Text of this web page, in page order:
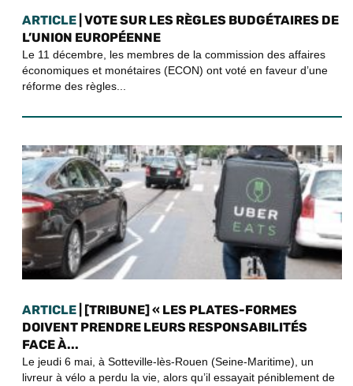
ARTICLE | VOTE SUR LES RÈGLES BUDGÉTAIRES DE
L’UNION EUROPÉENNE
Le 11 décembre, les membres de la commission des affaires
économiques et monétaires (ECON) ont voté en faveur d’une
réforme des règles...
ARTICLE | [TRIBUNE] « LES PLATES-FORMES
DOIVENT PRENDRE LEURS RESPONSABILITÉS
FACE À...
Le jeudi 6 mai, à Sotteville-lès-Rouen (Seine-Maritime), un
livreur à vélo a perdu la vie, alors qu’il essayait péniblement de